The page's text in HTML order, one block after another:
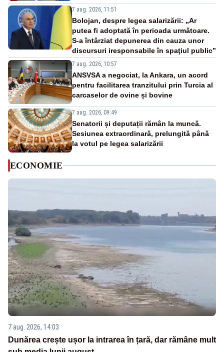
7 aug. 2026, 11:51
Bolojan, despre legea salarizării: „Ar
putea fi adoptată în perioada următoare.
S-a întârziat depunerea din cauza unor
discursuri iresponsabile în spaţiul public”
7 aug. 2026, 10:57
ANSVSA a negociat, la Ankara, un acord
pentru facilitarea tranzitului prin Turcia al
carcaselor de ovine și bovine
7 aug. 2026, 09:49
Senatorii și deputații rămân la muncă.
Sesiunea extraordinară, prelungită până
la votul pe legea salarizării
ECONOMIE
7 aug. 2026, 14:03
Dunărea crește ușor la intrarea în țară, dar rămâne mult